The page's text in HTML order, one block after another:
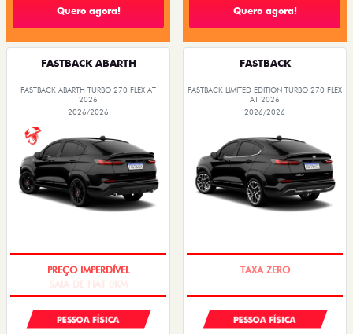
Quero agora! Quero agora!
FASTBACK ABARTH
FASTBACK ABARTH TURBO 270 FLEX AT
2026
2026/2026
PESSOA FÍSICA
FASTBACK
FASTBACK LIMITED EDITION TURBO 270 FLEX
AT 2026
2026/2026
PESSOA FÍSICA